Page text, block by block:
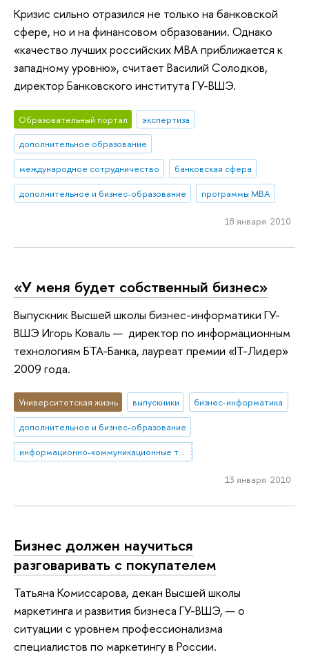
Кризис сильно отразился не только на банковской
сфере, но и на финансовом образовании. Однако
«качество лучших российских МВА приближается к
западному уровню», считает Василий Солодков,
директор Банковского института ГУ-ВШЭ.
Образовательный портал
экспертиза
дополнительное образование
международное сотрудничество
банковская сфера
дополнительное и бизнес-образование
программы MBA
18 января 2010
«У меня будет собственный бизнес»
Выпускник Высшей школы бизнес-информатики ГУ-
ВШЭ Игорь Коваль — директор по информационным
технологиям БТА-Банка, лауреат премии «IT-Лидер»
2009 года.
Университетская жизнь выпускники
бизнес-информатика
дополнительное и бизнес-образование
информационно-коммуникационные технологии
13 января 2010
Бизнес должен научиться
разговаривать с покупателем
Татьяна Комиссарова, декан Высшей школы
маркетинга и развития бизнеса ГУ-ВШЭ, — о
ситуации с уровнем профессионализма
специалистов по маркетингу в России.